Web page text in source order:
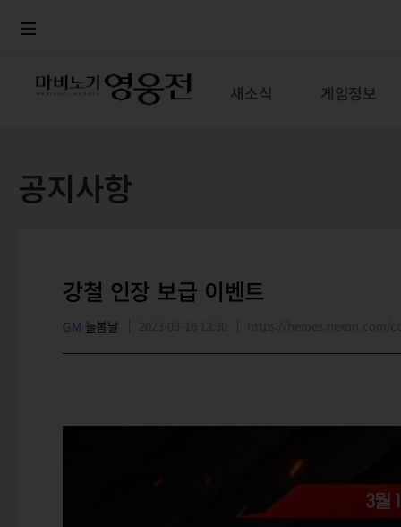
새소식 게임정보
공지사항
강철 인장 보급 이벤트
GM 늘봄날